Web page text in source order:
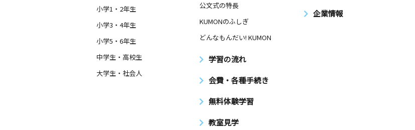
小学1・2年生
小学3・4年生
小学5・6年生
中学生・高校生
大学生・社会人
公文式の特長
KUMONのふしぎ
どんなもんだい! KUMON
学習の流れ
会費・各種手続き
無料体験学習
教室見学
企業情報